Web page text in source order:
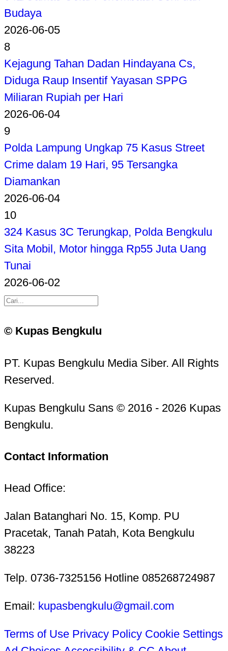
Budaya
2026-06-05
8
Kejagung Tahan Dadan Hindayana Cs,
Diduga Raup Insentif Yayasan SPPG
Miliaran Rupiah per Hari
2026-06-04
9
Polda Lampung Ungkap 75 Kasus Street
Crime dalam 19 Hari, 95 Tersangka
Diamankan
2026-06-04
10
324 Kasus 3C Terungkap, Polda Bengkulu
Sita Mobil, Motor hingga Rp55 Juta Uang
Tunai
2026-06-02
© Kupas Bengkulu
PT. Kupas Bengkulu Media Siber. All Rights
Reserved.
Kupas Bengkulu Sans © 2016 - 2026 Kupas
Bengkulu.
Contact Information
Head Office:
Jalan Batanghari No. 15, Komp. PU
Pracetak, Tanah Patah, Kota Bengkulu
38223
Telp. 0736-7325156 Hotline 085268724987
Email: kupasbengkulu@gmail.com
Terms of Use Privacy Policy Cookie Settings